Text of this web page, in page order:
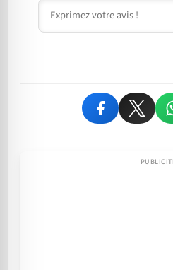
Commentaire